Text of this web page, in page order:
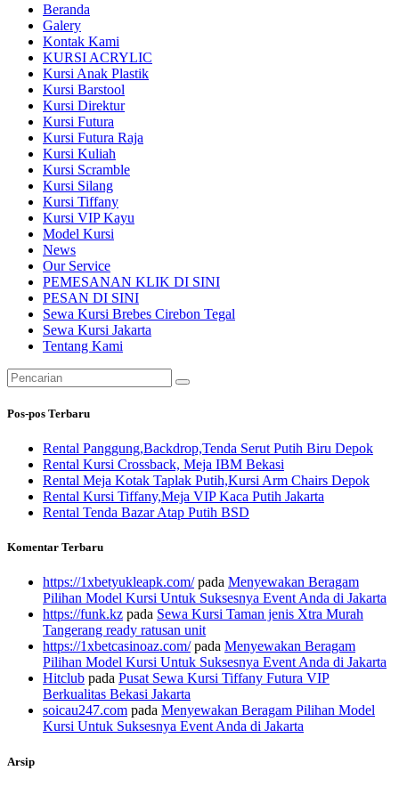
Beranda
Galery
Kontak Kami
KURSI ACRYLIC
Kursi Anak Plastik
Kursi Barstool
Kursi Direktur
Kursi Futura
Kursi Futura Raja
Kursi Kuliah
Kursi Scramble
Kursi Silang
Kursi Tiffany
Kursi VIP Kayu
Model Kursi
News
Our Service
PEMESANAN KLIK DI SINI
PESAN DI SINI
Sewa Kursi Brebes Cirebon Tegal
Sewa Kursi Jakarta
Tentang Kami
Pencarian
untuk:
Pos-pos Terbaru
Rental Panggung,Backdrop,Tenda Serut Putih Biru Depok
Rental Kursi Crossback, Meja IBM Bekasi
Rental Meja Kotak Taplak Putih,Kursi Arm Chairs Depok
Rental Kursi Tiffany,Meja VIP Kaca Putih Jakarta
Rental Tenda Bazar Atap Putih BSD
Komentar Terbaru
https://1xbetyukleapk.com/pada Menyewakan Beragam
Pilihan Model Kursi Untuk Suksesnya Event Anda di Jakarta
https://funk.kz pada Sewa Kursi Taman jenis Xtra Murah
Tangerang ready ratusan unit
https://1xbetcasinoaz.com/pada Menyewakan Beragam
Pilihan Model Kursi Untuk Suksesnya Event Anda di Jakarta
Hitclub pada Pusat Sewa Kursi Tiffany Futura VIP
Berkualitas Bekasi Jakarta
soicau247.com pada Menyewakan Beragam Pilihan Model
Kursi Untuk Suksesnya Event Anda di Jakarta
Arsip